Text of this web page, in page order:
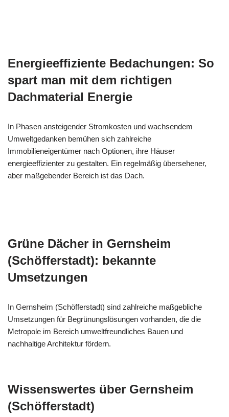
Energieeffiziente Bedachungen: So
spart man mit dem richtigen
Dachmaterial Energie
In Phasen ansteigender Stromkosten und wachsendem
Umweltgedanken bemühen sich zahlreiche
Immobilieneigentümer nach Optionen, ihre Häuser
energieeffizienter zu gestalten. Ein regelmäßig übersehener,
aber maßgebender Bereich ist das Dach.
Grüne Dächer in Gernsheim
(Schöfferstadt): bekannte
Umsetzungen
In Gernsheim (Schöfferstadt) sind zahlreiche maßgebliche
Umsetzungen für Begrünungslösungen vorhanden, die die
Metropole im Bereich umweltfreundliches Bauen und
nachhaltige Architektur fördern.
Wissenswertes über Gernsheim
(Schöfferstadt)